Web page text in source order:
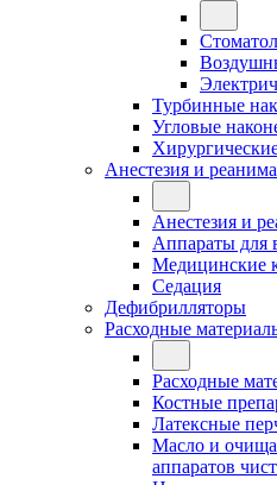
Турбинные
Угловые
Анестезия и
Анестезия и
Аппараты для
Медицинские
Седация
Дефибрилляторы
Расходные
Расходные
Костные
Латексные
Масло и
аппаратов